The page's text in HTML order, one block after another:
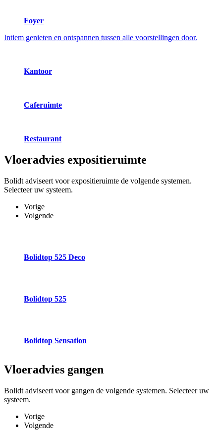
Foyer
Intiem genieten en ontspannen tussen alle voorstellingen door.
Kantoor
Caferuimte
Restaurant
Vloeradvies expositieruimte
Bolidt adviseert voor expositieruimte de volgende systemen.
Selecteer uw systeem.
Vorige
Volgende
Bolidtop 525 Deco
Bolidtop 525
Bolidtop Sensation
Vloeradvies gangen
Bolidt adviseert voor gangen de volgende systemen. Selecteer uw
systeem.
Vorige
Volgende